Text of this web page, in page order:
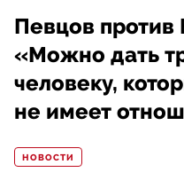
Певцов против
«Можно дать
человеку,
не имеет
НОВОСТИ